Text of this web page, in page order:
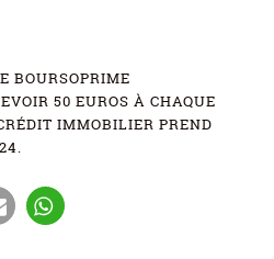
BOURSOPRIME
50 EUROS À CHAQUE
IMMOBILIER PREND